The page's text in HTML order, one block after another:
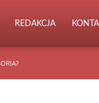
REDAKCJA